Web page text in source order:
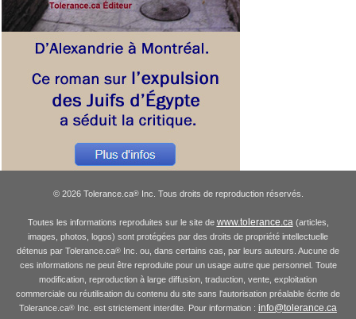
© 2026 Tolerance.ca®Inc. Tous droits de reproduction réservés.
Toutes les informations reproduites sur le site de www.tolerance.ca(articles,
images, photos, logos) sont protégées par des droits de propriété intellectuelle
détenus par Tolerance.ca® Inc. ou, dans certains cas, par leurs auteurs. Aucune de
ces informations ne peut être reproduite pour un usage autre que personnel. Toute
modification, reproduction à large diffusion, traduction, vente, exploitation
commerciale ou réutilisation du contenu du site sans l'autorisation préalable écrite de
Tolerance.ca® Inc. est strictement interdite. Pour information : info@tolerance.ca